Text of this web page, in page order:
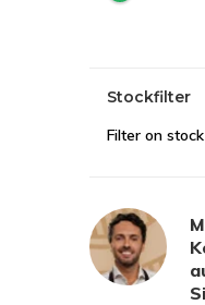
Stockfilter
Filter on stock